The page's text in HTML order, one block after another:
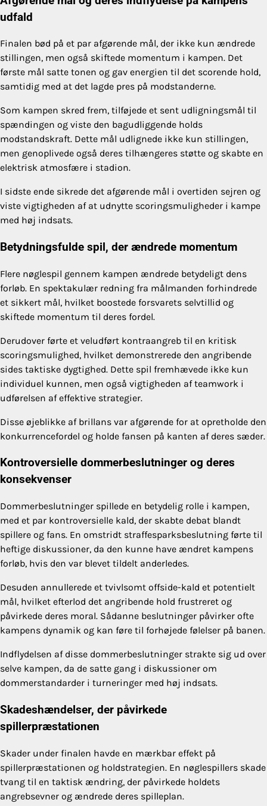
udfald
Finalen bød på et par afgørende mål, der ikke kun ændrede
stillingen, men også skiftede momentum i kampen. Det
første mål satte tonen og gav energien til det scorende hold,
samtidig med at det lagde pres på modstanderne.
Som kampen skred frem, tilføjede et sent udligningsmål til
spændingen og viste den bagudliggende holds
modstandskraft. Dette mål udlignede ikke kun stillingen,
men genoplivede også deres tilhængeres støtte og skabte en
elektrisk atmosfære i stadion.
I sidste ende sikrede det afgørende mål i overtiden sejren og
viste vigtigheden af at udnytte scoringsmuligheder i kampe
med høj indsats.
Betydningsfulde spil, der ændrede momentum
Flere nøglespil gennem kampen ændrede betydeligt dens
forløb. En spektakulær redning fra målmanden forhindrede
et sikkert mål, hvilket boostede forsvarets selvtillid og
skiftede momentum til deres fordel.
Derudover førte et veludført kontraangreb til en kritisk
scoringsmulighed, hvilket demonstrerede den angribende
sides taktiske dygtighed. Dette spil fremhævede ikke kun
individuel kunnen, men også vigtigheden af teamwork i
udførelsen af effektive strategier.
Disse øjeblikke af brillans var afgørende for at opretholde den
konkurrencefordel og holde fansen på kanten af deres sæder.
Kontroversielle dommerbeslutninger og deres
konsekvenser
Dommerbeslutninger spillede en betydelig rolle i kampen,
med et par kontroversielle kald, der skabte debat blandt
spillere og fans. En omstridt straffesparksbeslutning førte til
heftige diskussioner, da den kunne have ændret kampens
forløb, hvis den var blevet tildelt anderledes.
Desuden annullerede et tvivlsomt offside-kald et potentielt
mål, hvilket efterlod det angribende hold frustreret og
påvirkede deres moral. Sådanne beslutninger påvirker ofte
kampens dynamik og kan føre til forhøjede følelser på banen.
Indflydelsen af disse dommerbeslutninger strakte sig ud over
selve kampen, da de satte gang i diskussioner om
dommerstandarder i turneringer med høj indsats.
Skadeshændelser, der påvirkede
spillerpræstationen
Skader under finalen havde en mærkbar effekt på
spillerpræstationen og holdstrategien. En nøglespillers skade
tvang til en taktisk ændring, der påvirkede holdets
angrebsevner og ændrede deres spilleplan.